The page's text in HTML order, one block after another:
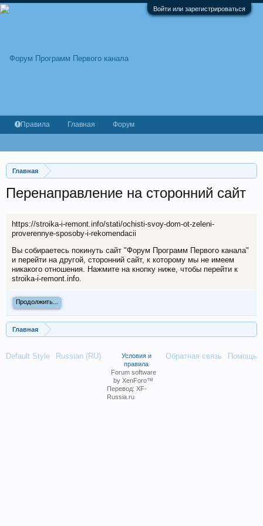
Войти или зарегистрироваться
Главная
Перенаправление на сторонний сайт
https://stroika-i-remont.info/stati/ochisti-svoy-dom-ot-zeleni-
proverennye-sposoby-i-rekomendacii
Вы собираетесь покинуть сайт "Форум Программ Первого канала"
и перейти на другой, сторонний сайт, к которому мы не имеем
никакого отношения. Нажмите на кнопку ниже, чтобы перейти к
stroika-i-remont.info.
Продолжить...
Главная
Правила Главная Форум
Default Style Russian (RU) Обратная связь Помощь
Условия и
правила
Forum software
by XenForo™
Перевод: XF-
Russia.ru